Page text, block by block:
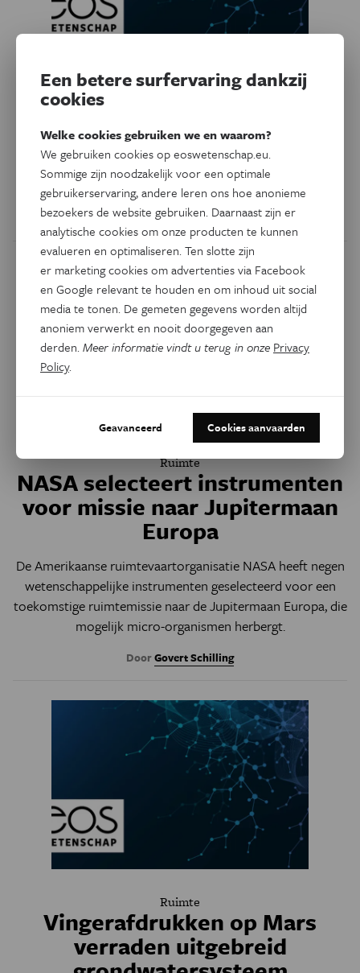
Ruimte
Hubble-video toont botsing
in ‘jet’ van zwart gat
Deze video van Hubble toont een ‘botsing’ in de stroom
materie die door een superzwaar zwart gat is uitgestoten.
Door Govert Schilling
Ruimte
NASA selecteert instrumenten
voor missie naar Jupitermaan
Europa
De Amerikaanse ruimtevaartorganisatie NASA heeft negen
wetenschappelijke instrumenten geselecteerd voor een
toekomstige ruimtemissie naar de Jupitermaan Europa, die
mogelijk micro-organismen herbergt.
DoorGovert Schilling
Ruimte
Vingerafdrukken op Mars
verraden uitgebreid
Een betere surfervaring dankzij
cookies
Welke cookies gebruiken we en waarom?
We gebruiken cookies op eoswetenschap.eu.
Sommige zijn noodzakelijk voor een optimale
gebruikerservaring, andere leren ons hoe anonieme
bezoekers de website gebruiken. Daarnaast zijn er
analytische cookies om onze producten te kunnen
evalueren en optimaliseren. Ten slotte zijn
er marketing cookies om advertenties via Facebook
en Google relevant te houden en om inhoud uit social
media te tonen. De gemeten gegevens worden altijd
anoniem verwerkt en nooit doorgegeven aan
derden.Meer informatie vindt u terug in onze Privacy
Policy.
Geavanceerd Cookies aanvaarden